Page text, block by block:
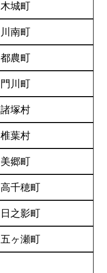
木城町
川南町
都農町
門川町
諸塚村
椎葉村
美郷町
高千穂町
日之影町
五ヶ瀬町